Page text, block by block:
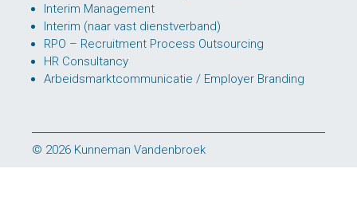
Interim Management
Interim (naar vast dienstverband)
RPO – Recruitment Process Outsourcing
HR Consultancy
Arbeidsmarktcommunicatie / Employer Branding
© 2026 Kunneman Vandenbroek